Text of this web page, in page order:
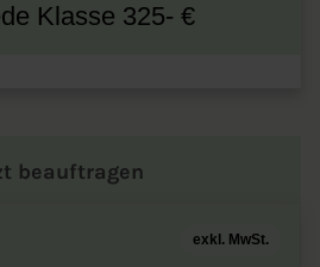
Klasse 325- €
beauftragen
exkl. MwSt.